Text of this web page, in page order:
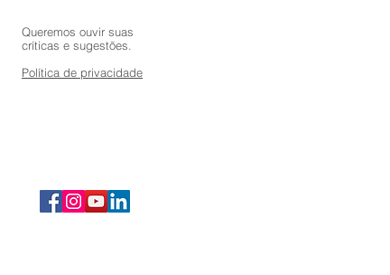
Queremos ouvir suas
críticas e sugestões.
Política de privacidade